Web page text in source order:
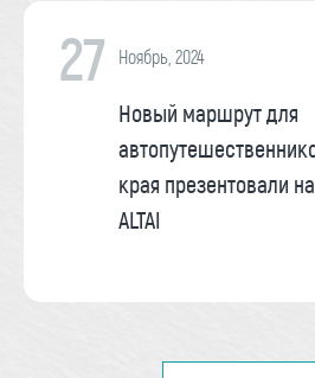
27 Ноябрь, 2024
Новый маршрут для
края презентовали
ALTAI